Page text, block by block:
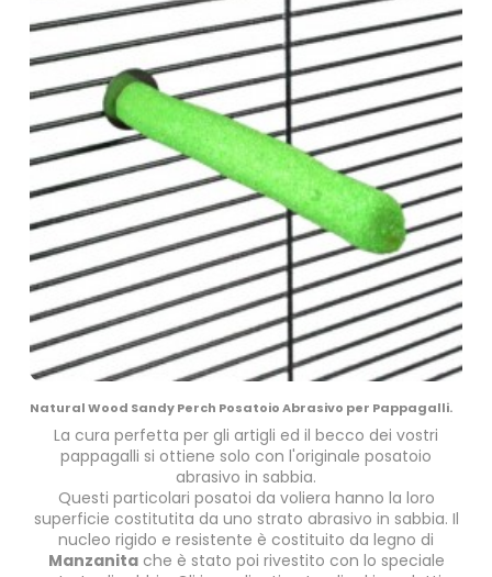
Natural Wood Sandy Perch Posatoio Abrasivo per Pappagalli.
La cura perfetta per gli artigli ed il becco dei vostri
pappagalli si ottiene solo con l'originale posatoio
abrasivo in sabbia.
Questi particolari posatoi da voliera hanno la loro
superficie costitutita da uno strato abrasivo in sabbia. Il
nucleo rigido e resistente è costituito da legno di
Manzanitache è stato poi rivestito con lo speciale